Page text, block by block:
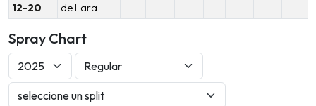
12-20
de Lara
Spray Chart